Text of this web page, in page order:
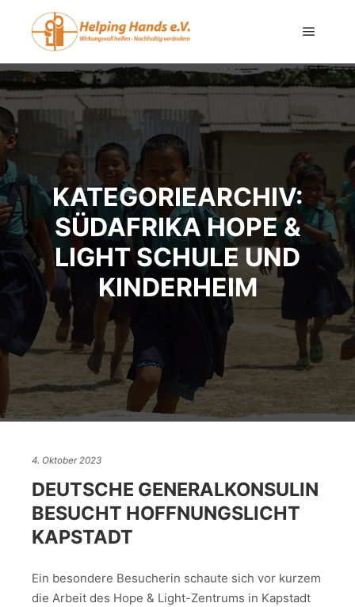
KATEGORIEARCHIV:
SÜDAFRIKA HOPE &
LIGHT SCHULE UND
KINDERHEIM
4. Oktober 2023
DEUTSCHE GENERALKONSULIN
BESUCHT HOFFNUNGSLICHT
KAPSTADT
Ein besondere Besucherin schaute sich vor kurzem
die Arbeit des Hope & Light-Zentrums in Kapstadt